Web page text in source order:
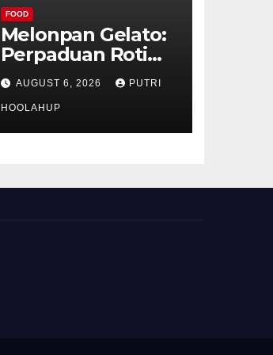
FOOD
Melonpan Gelato:
Perpaduan Roti
Renyah dan Es
Krim Lembut yang
Menggoda
AUGUST 6, 2026 PUTRI
HOOLAHUP